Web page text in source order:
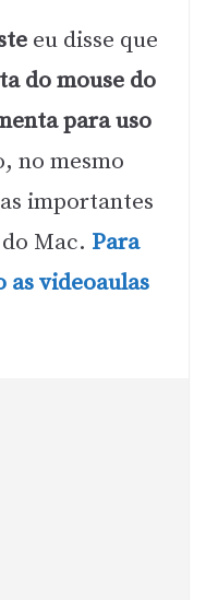
eu disse que
do mouse do
para uso
no mesmo
importantes
Mac. Para
videoaulas